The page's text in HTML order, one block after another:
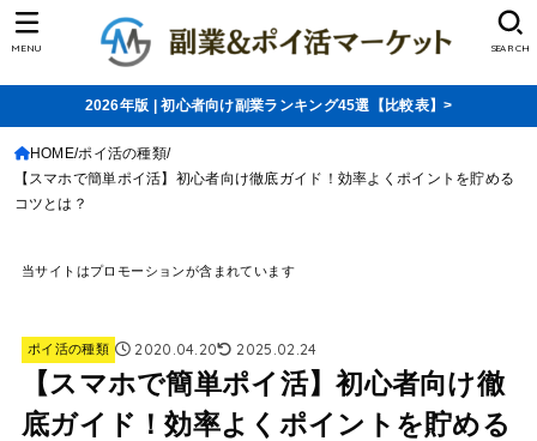
SEARCH
MENU
2026年版 | 初心者向け副業ランキング45選【比較表】>
HOME ポイ活の種類
【スマホで簡単ポイ活】初心者向け徹底ガイド！効率よくポイントを貯める
コツとは？
当サイトはプロモーションが含まれています
ポイ活の種類 2020.04.20 2025.02.24
【スマホで簡単ポイ活】初心者向け徹
底ガイド！効率よくポイントを貯める